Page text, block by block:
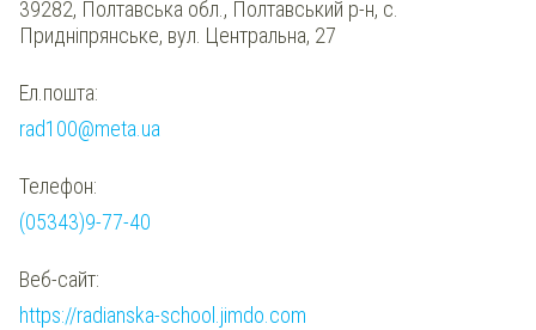
39282, Полтавська обл., Полтавський р-н, с.
Придніпрянське, вул. Центральна, 27
Ел.пошта:
rad100@meta.ua
Телефон:
(05343)9-77-40
Веб-сайт:
https://radianska-school.jimdo.com